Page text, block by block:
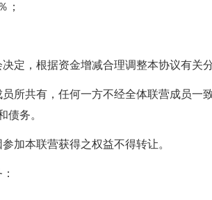
；
定，根据资金增减合理调整本协议有关
所共有，任何一方不经全体联营成员一
债务。
加本联营获得之权益不得转让。